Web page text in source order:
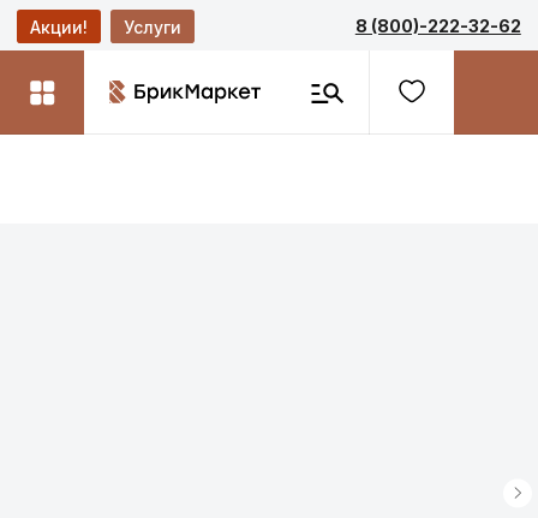
8 (800)-222-32-62
Услуги
Акции!